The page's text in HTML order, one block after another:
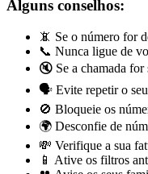
Alguns conselhos:
📵 Se o número for
📞 Nunca ligue de
🔇 Se a chamada for
🗣️ Evite repetir o seu
🚫 Bloqueie os
🌍 Desconfie de
💸 Verifique a sua
📱 Ative os filtros